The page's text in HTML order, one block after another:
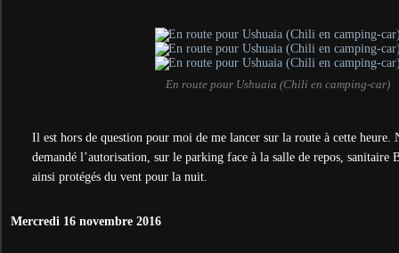
En route pour Ushuaia (Chili en camping-car)
Il est hors de question pour moi de me lancer sur la route à cette heure.
demandé l’autorisation, sur le parking face à la salle de repos, sanitaire
ainsi protégés du vent pour la nuit.
Mercredi 16 novembre 2016